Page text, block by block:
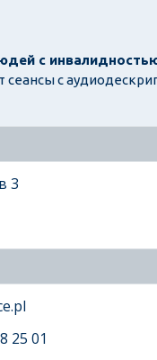
с
сеансы с
3
25 01